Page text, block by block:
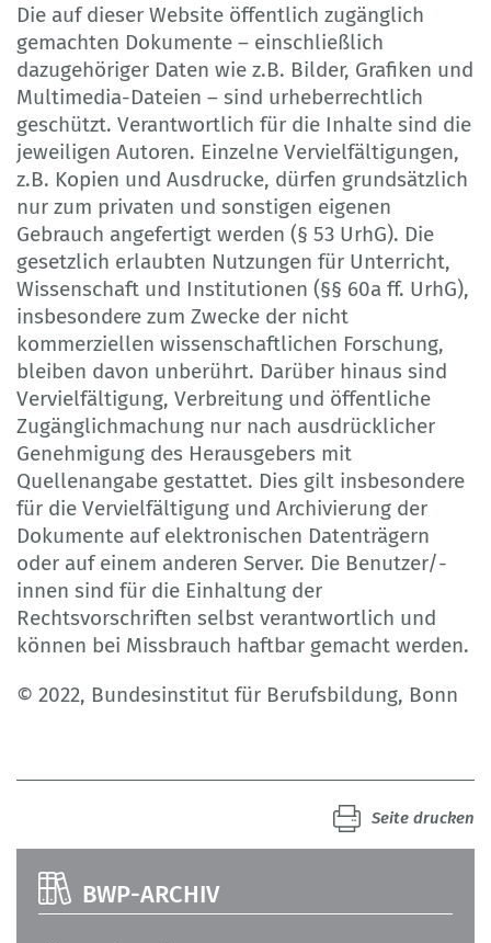
Die auf dieser Website öffentlich zugänglich
gemachten Dokumente – einschließlich
dazugehöriger Daten wie z.B. Bilder, Grafiken und
Multimedia-Dateien – sind urheberrechtlich
geschützt. Verantwortlich für die Inhalte sind die
jeweiligen Autoren. Einzelne Vervielfältigungen,
z.B. Kopien und Ausdrucke, dürfen grundsätzlich
nur zum privaten und sonstigen eigenen
Gebrauch angefertigt werden (§ 53 UrhG). Die
gesetzlich erlaubten Nutzungen für Unterricht,
Wissenschaft und Institutionen (§§ 60a ff. UrhG),
insbesondere zum Zwecke der nicht
kommerziellen wissenschaftlichen Forschung,
bleiben davon unberührt. Darüber hinaus sind
Vervielfältigung, Verbreitung und öffentliche
Zugänglichmachung nur nach ausdrücklicher
Genehmigung des Herausgebers mit
Quellenangabe gestattet. Dies gilt insbesondere
für die Vervielfältigung und Archivierung der
Dokumente auf elektronischen Datenträgern
oder auf einem anderen Server. Die Benutzer/-
innen sind für die Einhaltung der
Rechtsvorschriften selbst verantwortlich und
können bei Missbrauch haftbar gemacht werden.
© 2022, Bundesinstitut für Berufsbildung, Bonn
Seite drucken
BWP-ARCHIV